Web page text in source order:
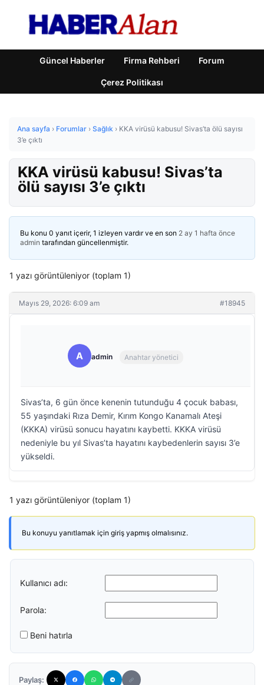
Güncel Haberler Firma Rehberi Forum
Çerez Politikası
Ana sayfa › Forumlar › Sağlık › KKA virüsü kabusu! Sivas’ta ölü sayısı
3’e çıktı
KKA virüsü kabusu! Sivas’ta
ölü sayısı 3’e çıktı
Bu konu 0 yanıt içerir, 1 izleyen vardır ve en son 2 ay 1 hafta önce
admin tarafından güncellenmiştir.
1 yazı görüntüleniyor (toplam 1)
Mayıs 29, 2026: 6:09 am #18945
A admin Anahtar yönetici
Sivas’ta, 6 gün önce kenenin tutunduğu 4 çocuk babası,
55 yaşındaki Rıza Demir, Kırım Kongo Kanamalı Ateşi
(KKKA) virüsü sonucu hayatını kaybetti. KKKA virüsü
nedeniyle bu yıl Sivas’ta hayatını kaybedenlerin sayısı 3’e
yükseldi.
1 yazı görüntüleniyor (toplam 1)
Bu konuyu yanıtlamak için giriş yapmış olmalısınız.
Kullanıcı adı:
Parola:
Beni hatırla
Paylaş: